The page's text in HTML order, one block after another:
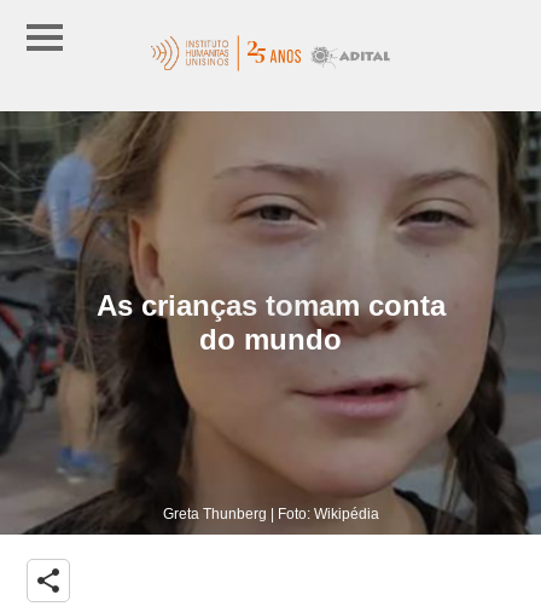
As crianças tomam conta
do mundo
Greta Thunberg | Foto: Wikipédia
share